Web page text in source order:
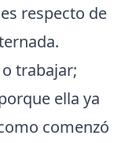
respecto de
trabajar;
ella ya
comenzó